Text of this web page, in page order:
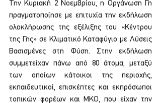
Την Κυριακή 2 Νοεμβρίου, η Οργάνωση Γη
πραγματοποίησε με επιτυχία την εκδήλωση
ολοκλήρωσης της εξέλιξης του «Κέντρου
της Γης» σε Κλιματικό Καταφύγιο με Λύσεις
Βασισμένες στη Φύση. Στην εκδήλωση
συμμετείχαν πάνω από 80 άτομα, μεταξύ
των οποίων κάτοικοι της περιοχής,
εκπαιδευτικοί, επισκέπτες και εκπρόσωποι
τοπικών φορέων και ΜΚΟ, που είχαν την